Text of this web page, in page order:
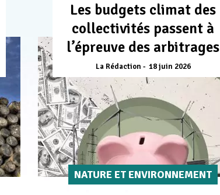
Les budgets climat des
collectivités passent à
l’épreuve des arbitrages
La Rédaction 18 juin 2026
NATURE ET ENVIRONNEMENT